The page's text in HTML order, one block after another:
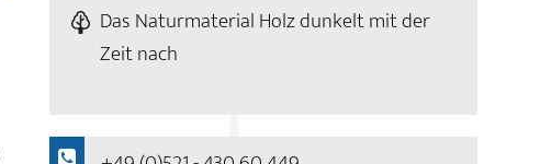
Das Naturmaterial Holz dunkelt mit der
Zeit nach